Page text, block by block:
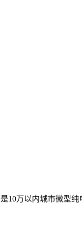
万以内城市微型